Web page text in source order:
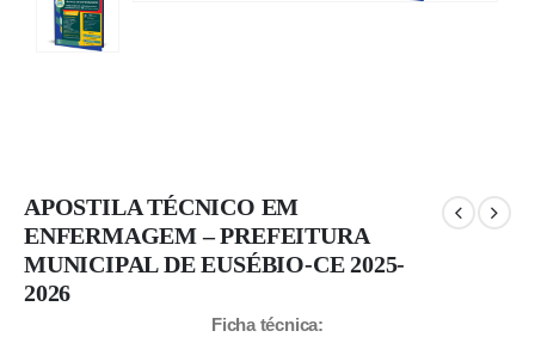
APOSTILA TÉCNICO EM
ENFERMAGEM – PREFEITURA
MUNICIPAL DE EUSÉBIO-CE 2025-
2026
Ficha técnica: